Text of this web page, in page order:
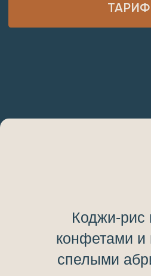
Коджи-рис
конфетами и
спелыми